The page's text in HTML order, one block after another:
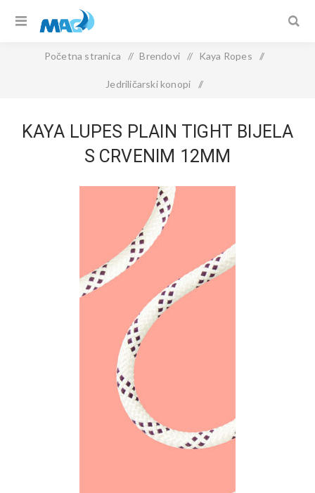
Početna stranica / Brendovi / Kaya Ropes /
Jedriličarski konopi /
KAYA LUPES PLAIN TIGHT BIJELA
S CRVENIM 12MM